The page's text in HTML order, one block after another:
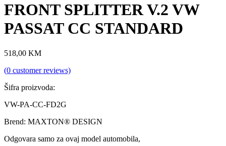
FRONT SPLITTER V.2 VW
PASSAT CC STANDARD
518,00 KM
(0 customer reviews)
Šifra proizvoda:
VW-PA-CC-FD2G
Brend: MAXTON® DESIGN
Odgovara samo za ovaj model automobila,